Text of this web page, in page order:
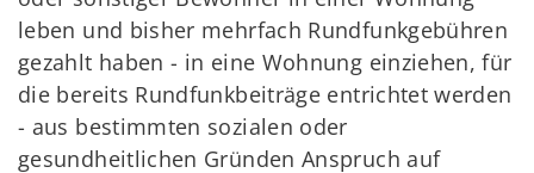
leben und bisher mehrfach Rundfunkgebühren
gezahlt haben - in eine Wohnung einziehen, für
die bereits Rundfunkbeiträge entrichtet werden
- aus bestimmten sozialen oder
gesundheitlichen Gründen Anspruch auf